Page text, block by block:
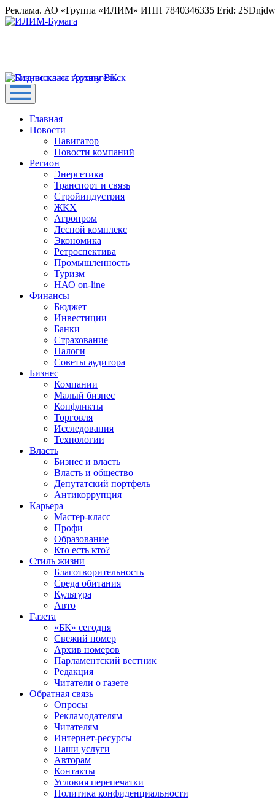
Реклама. АО «Группа «ИЛИМ» ИНН 7840346335 Erid:
Главная
Новости
Навигатор
Новости компаний
Регион
Энергетика
Транспорт и связь
Стройиндустрия
ЖКХ
Агропром
Лесной комплекс
Экономика
Ретроспектива
Промышленность
Туризм
НАО on-line
Финансы
Бюджет
Инвестиции
Банки
Страхование
Налоги
Советы аудитора
Бизнес
Компании
Малый бизнес
Конфликты
Торговля
Исследования
Технологии
Власть
Бизнес и власть
Власть и общество
Депутатский портфель
Антикоррупция
Карьера
Мастер-класс
Профи
Образование
Кто есть кто?
Стиль жизни
Благотворительность
Среда обитания
Культура
Авто
Газета
«БК» сегодня
Свежий номер
Архив номеров
Парламентский вестник
Редакция
Читатели о газете
Обратная связь
Опросы
Рекламодателям
Читателям
Интернет-ресурсы
Наши услуги
Авторам
Контакты
Условия перепечатки
Политика конфиденциальности